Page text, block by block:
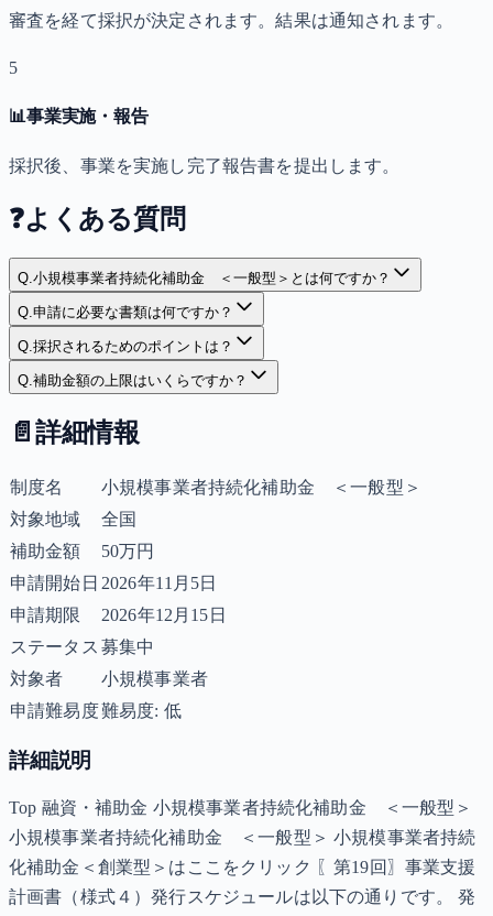
審査を経て採択が決定されます。結果は通知されます。
5
📊事業実施・報告
採択後、事業を実施し完了報告書を提出します。
❓よくある質問
Q.小規模事業者持続化補助金 ＜一般型＞とは何ですか？
Q.申請に必要な書類は何ですか？
Q.採択されるためのポイントは？
Q.補助金額の上限はいくらですか？
📄 詳細情報
制度名
小規模事業者持続化補助金 ＜一般型＞
対象地域
全国
補助金額
50万円
申請開始日 2026年11月5日
申請期限
2026年12月15日
ステータス 募集中
対象者
小規模事業者
申請難易度難易度: 低
詳細説明
Top 融資・補助金 小規模事業者持続化補助金 ＜一般型＞
小規模事業者持続化補助金 ＜一般型＞ 小規模事業者持続
化補助金＜創業型＞はここをクリック 〖第19回〗事業支援
計画書（様式４）発行スケジュールは以下の通りです。 発